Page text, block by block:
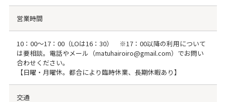
営業時間
10：00～17：00（LOは16：30） ※17：00以降の利用について
は要相談。電話やメール（matuhairoiro@gmail.com）でお問い
合わせください。
【日曜・月曜休。都合により臨時休業、長期休暇あり】
交通